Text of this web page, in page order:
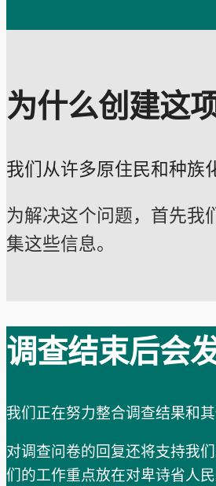
为什么创建这
我们从许多原住民和种族
为解决这个问题，首先我
集这些信息。
调查结束后会
我们正在努力整合调查结果和
对调查问卷的回复还将支持我
们的工作重点放在对卑诗省人民